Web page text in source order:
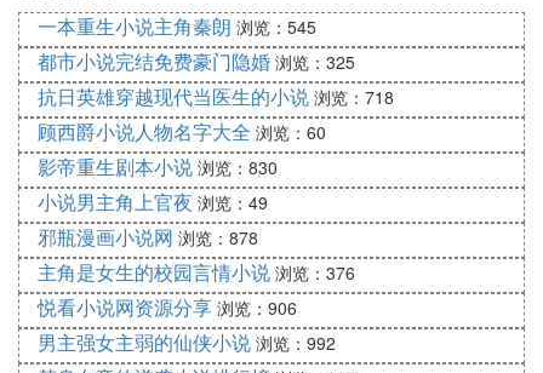
武悼天王，当日天降大雪，过人双膝。(正史记载，
决非杜撰)作者语：冉闵壮志未酬，天地为之大恸，
可惜上天既然体恤冉闵的用心，为何不干脆赐他胜利
的结局。为何还要让他的冤屈千年不得昭雪，受尽同
胞的谩骂。苍天不公，造物不仁，不知何时冉闵的英
雄事迹才能在世间广为流传。 冉闵就义后，冉魏国
的臣子绝望至极，悲天呼地。纷纷守节自缢，少部分
逃往东晋，无一投降前燕者。冉魏几十万汉人不甘受
辱，纷纷逃向江南，投奔东晋。东晋军未能及时接
应，使得几十万百姓中途受到截击，死亡殆尽。晋将
自杀谢罪。 由于冉闵的王朝时间很短。大臣多自杀
殉国。没有人给冉闵写书立传。后来统治北方的北魏
一本重生小说主角秦朗 浏览：545
都市小说完结免费豪门隐婚 浏览：325
抗日英雄穿越现代当医生的小说 浏览：718
顾西爵小说人物名字大全 浏览：60
影帝重生剧本小说 浏览：830
小说男主角上官夜 浏览：49
邪瓶漫画小说网 浏览：878
主角是女生的校园言情小说 浏览：376
悦看小说网资源分享 浏览：906
男主强女主弱的仙侠小说 浏览：992